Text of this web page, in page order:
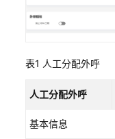
务
配
移
表1 人工分配外呼
人工分配外呼
基本信息